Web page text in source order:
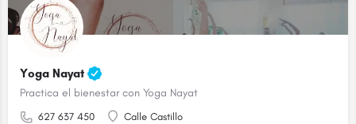
Yoga Nayat
Practica el bienestar con Yoga Nayat
627 637 450 Calle Castillo